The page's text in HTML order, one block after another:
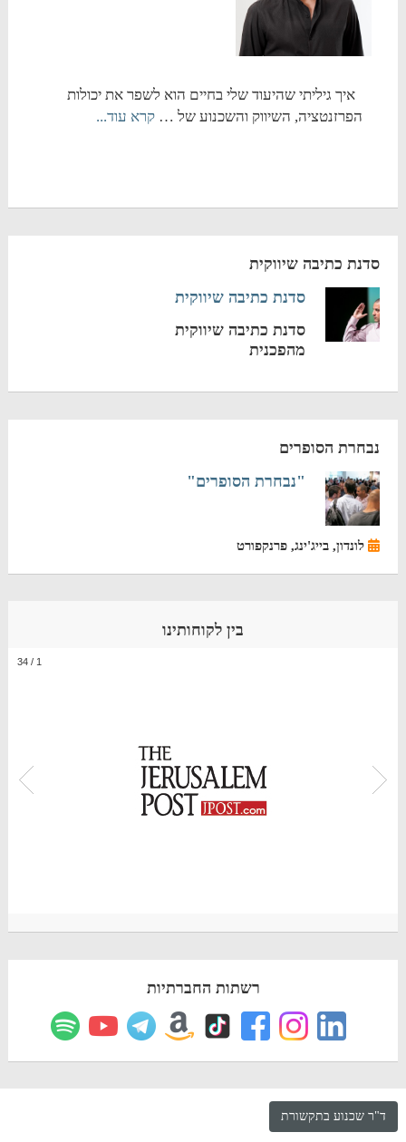
איך גיליתי שהיעוד שלי בחיים הוא לשפר את יכולות
הפרזנטציה, השיווק והשכנוע של … קרא עוד...
סדנת כתיבה שיווקית
סדנת כתיבה שיווקית
סדנת כתיבה שיווקית
מהפכנית
נבחרת הסופרים
"נבחרת הסופרים"
לונדון, בייג'ינג, פרנקפורט
בין לקוחותינו
1
/
34
רשתות החברתיות
ד"ר שכנוע בתקשורת